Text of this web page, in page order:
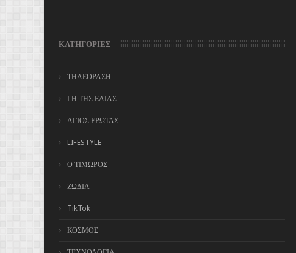
ΚΑΤΗΓΟΡΙΕΣ
ΤΗΛΕΟΡΑΣΗ
ΓΗ ΤΗΣ ΕΛΙΑΣ
ΑΓΙΟΣ ΕΡΩΤΑΣ
LIFESTYLE
Ο ΤΙΜΩΡΟΣ
ΖΩΔΙΑ
TikTok
ΚΟΣΜΟΣ